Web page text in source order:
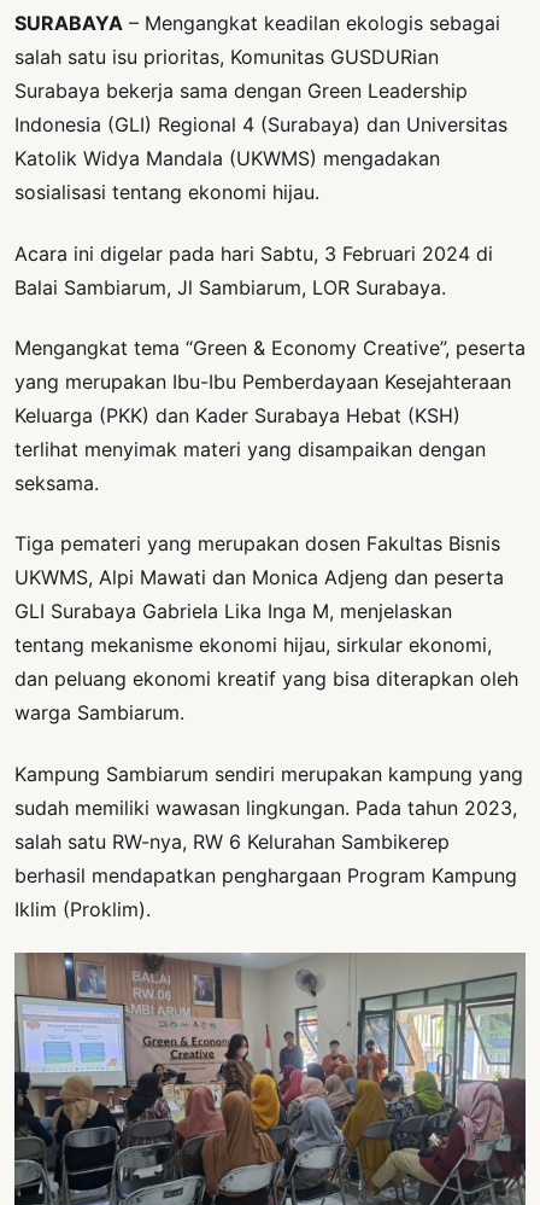
SURABAYA – Mengangkat keadilan ekologis sebagai
salah satu isu prioritas, Komunitas GUSDURian
Surabaya bekerja sama dengan Green Leadership
Indonesia (GLI) Regional 4 (Surabaya) dan Universitas
Katolik Widya Mandala (UKWMS) mengadakan
sosialisasi tentang ekonomi hijau.
Acara ini digelar pada hari Sabtu, 3 Februari 2024 di
Balai Sambiarum, Jl Sambiarum, LOR Surabaya.
Mengangkat tema “Green & Economy Creative”, peserta
yang merupakan Ibu-Ibu Pemberdayaan Kesejahteraan
Keluarga (PKK) dan Kader Surabaya Hebat (KSH)
terlihat menyimak materi yang disampaikan dengan
seksama.
Tiga pemateri yang merupakan dosen Fakultas Bisnis
UKWMS, Alpi Mawati dan Monica Adjeng dan peserta
GLI Surabaya Gabriela Lika Inga M, menjelaskan
tentang mekanisme ekonomi hijau, sirkular ekonomi,
dan peluang ekonomi kreatif yang bisa diterapkan oleh
warga Sambiarum.
Kampung Sambiarum sendiri merupakan kampung yang
sudah memiliki wawasan lingkungan. Pada tahun 2023,
salah satu RW-nya, RW 6 Kelurahan Sambikerep
berhasil mendapatkan penghargaan Program Kampung
Iklim (Proklim).